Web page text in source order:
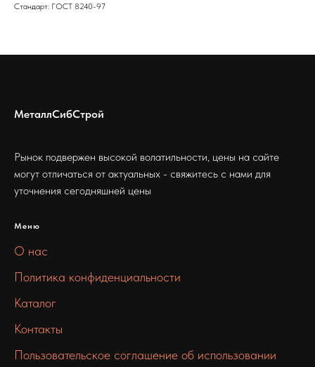
Стандарт: ГОСТ 8240-97
МеталлСибСтрой
Рынок подвержен высокой волатильности, цены на сайте
могут отличаться от актуальных - свяжитесь с нами для
уточнения сегодняшней цены
Меню
О нас
Политика конфиденциальности
Каталог
Контакты
Пользовательское соглашение об использовании